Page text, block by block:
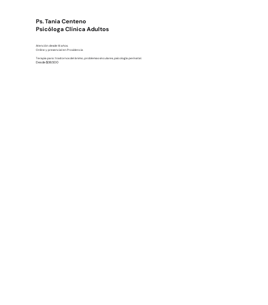
Ps. Tania Centeno
Psicóloga Clínica Adultos
Atención desde 14 años.
Online y presencial en Providencia
Terapia para: trastornos del ánimo, problemas vinculares, psicología perinatal.
Desde $38.500